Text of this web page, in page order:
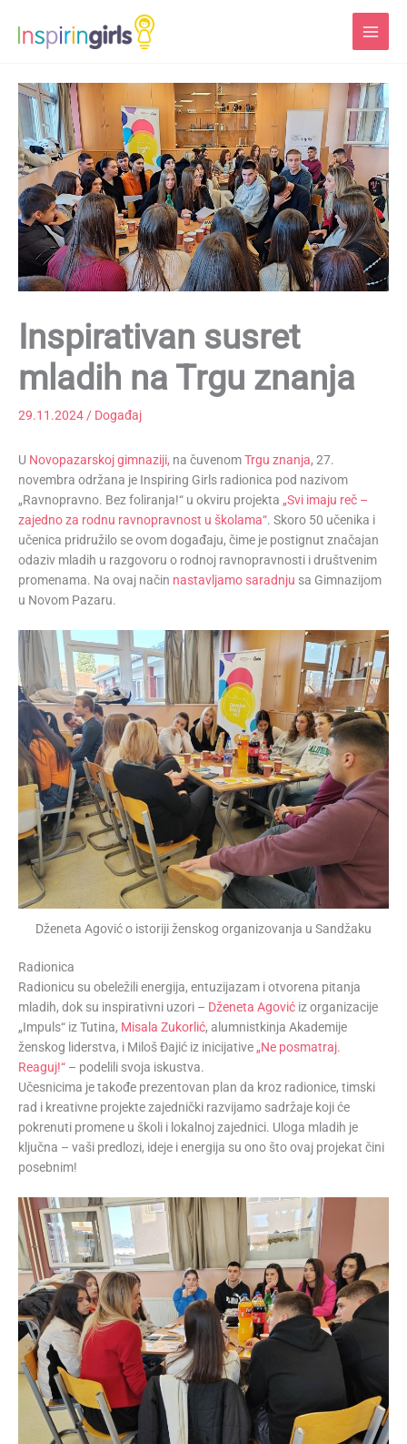
content
Inspirativan susret
mladih na Trgu znanja
29.11.2024/ Događaj
U Novopazarskoj gimnaziji, na čuvenomTrgu znanja, 27.
novembra održana je Inspiring Girls radionica pod nazivom
„Ravnopravno. Bez foliranja!“ u okviru projekta „Svi imaju reč –
zajedno za rodnu ravnopravnost u školama“. Skoro 50 učenika i
učenica pridružilo se ovom događaju, čime je postignut značajan
odaziv mladih u razgovoru o rodnoj ravnopravnosti i društvenim
promenama. Na ovaj način nastavljamo saradnju sa Gimnazijom
u Novom Pazaru.
Dženeta Agović o istoriji ženskog organizovanja u Sandžaku
Radionica
Radionicu su obeležili energija, entuzijazam i otvorena pitanja
mladih, dok su inspirativni uzori – Dženeta Agović iz organizacije
„Impuls“ iz Tutina, Misala Zukorlić, alumnistkinja Akademije
ženskog liderstva, i Miloš Đajić iz inicijative „Ne posmatraj.
Reaguj!“ – podelili svoja iskustva.
Učesnicima je takođe prezentovan plan da kroz radionice, timski
rad i kreativne projekte zajednički razvijamo sadržaje koji će
pokrenuti promene u školi i lokalnoj zajednici. Uloga mladih je
ključna – vaši predlozi, ideje i energija su ono što ovaj projekat čini
posebnim!